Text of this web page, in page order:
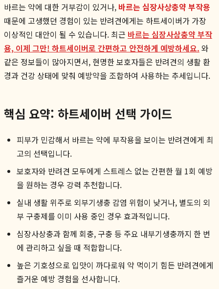
바르는 약에 대한 거부감이 있거나, 바르는 심장사상충약 부작용
때문에 고생했던 경험이 있는 반려견에게는 하트세이버가 가장
이상적인 대안이 될 수 있습니다. 최근 바르는 심장사상충약 부작
용, 이제 그만! 하트세이버로 간편하고 안전하게 예방하세요. 와
같은 정보들이 많아지면서, 현명한 보호자들은 반려견의 생활 환
경과 건강 상태에 맞춰 예방약을 조합하여 사용하는 추세입니다.
핵심 요약: 하트세이버 선택 가이드
피부가 민감해서 바르는 약에 부작용을 보이는 반려견에게 최
고의 선택입니다.
보호자와 반려견 모두에게 스트레스 없는 간편한 월 1회 예방
을 원하는 경우 강력 추천합니다.
실내 생활 위주로 외부기생충 감염 위험이 낮거나, 별도의 외
부 구충제를 이미 사용 중인 경우 효과적입니다.
심장사상충과 함께 회충, 구충 등 주요 내부기생충까지 한 번
에 관리하고 싶을 때 적합합니다.
높은 기호성으로 입맛이 까다로워 약 먹이기 힘든 반려견에게
즐거운 예방 경험을 선사합니다.